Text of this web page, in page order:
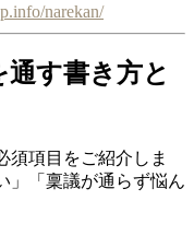
narekan/
通す書き方と
須項目をご紹介しま
」「稟議が通らず悩ん